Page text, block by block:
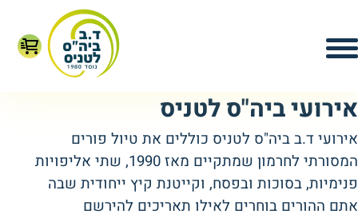
אירועי ביה"ס לטניס
אירועי ד.ב ביה"ס לטניס כוללים את טיול פורים
המסורתי לחרמון שמתקיים מאז 1990,
שתי אליפויות
פנימיות, בסוכות ובפסח, וקייטנת קיץ ייחודית שבה
אתם ההורים בוחרים לאילו תאריכים להירשם